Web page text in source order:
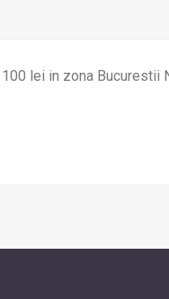
lei in zona Bucurestii